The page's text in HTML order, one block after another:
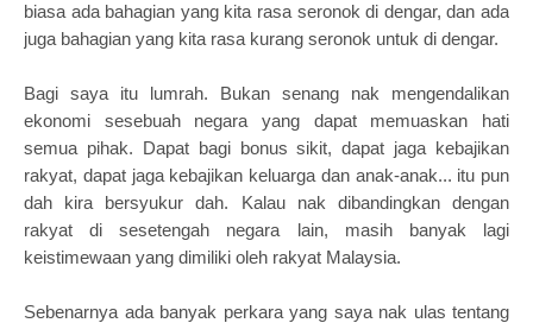
biasa ada bahagian yang kita rasa seronok di dengar, dan ada
juga bahagian yang kita rasa kurang seronok untuk di dengar.
Bagi saya itu lumrah. Bukan senang nak mengendalikan
ekonomi sesebuah negara yang dapat memuaskan hati
semua pihak. Dapat bagi bonus sikit, dapat jaga kebajikan
rakyat, dapat jaga kebajikan keluarga dan anak-anak... itu pun
dah kira bersyukur dah. Kalau nak dibandingkan dengan
rakyat di sesetengah negara lain, masih banyak lagi
keistimewaan yang dimiliki oleh rakyat Malaysia.
Sebenarnya ada banyak perkara yang saya nak ulas tentang